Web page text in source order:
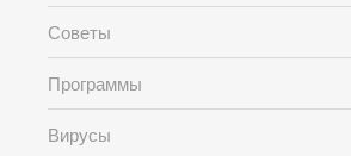
Советы
Программы
Вирусы